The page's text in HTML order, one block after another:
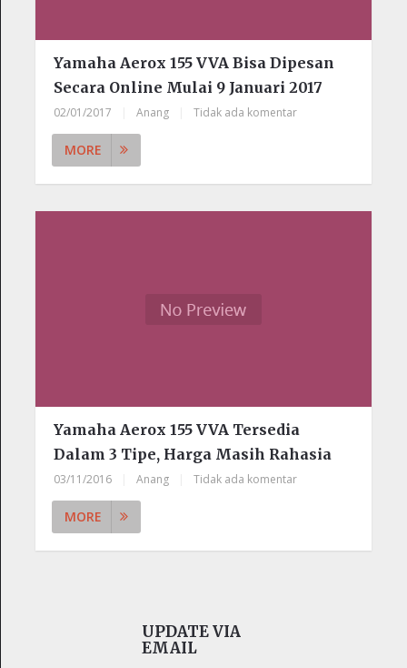
Yamaha Aerox 155 VVA Bisa Dipesan
Secara Online Mulai 9 Januari 2017
02/01/2017 Anang Tidak ada komentar
MORE
Yamaha Aerox 155 VVA Tersedia
Dalam 3 Tipe, Harga Masih Rahasia
03/11/2016 Anang Tidak ada komentar
MORE
UPDATE VIA
EMAIL